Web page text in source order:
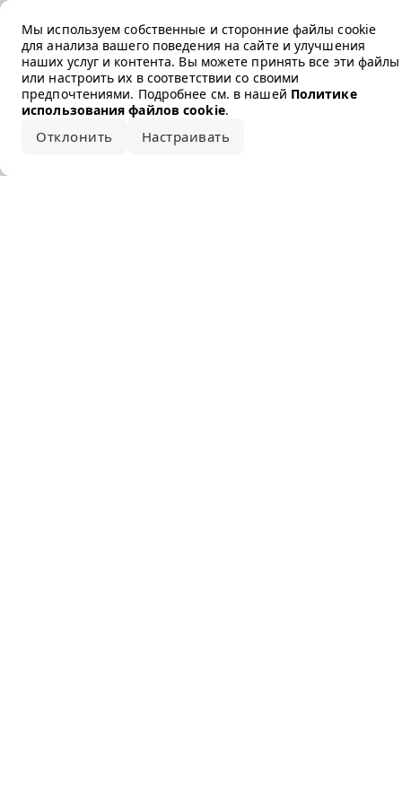
Мы используем собственные и сторонние файлы cookie
для анализа вашего поведения на сайте и улучшения
наших услуг и контента. Вы можете принять все эти файлы
или настроить их в соответствии со своими
предпочтениями. Подробнее см. в нашей Политике
использования файлов cookie.
Отклонить Настраивать
Error loading the brand